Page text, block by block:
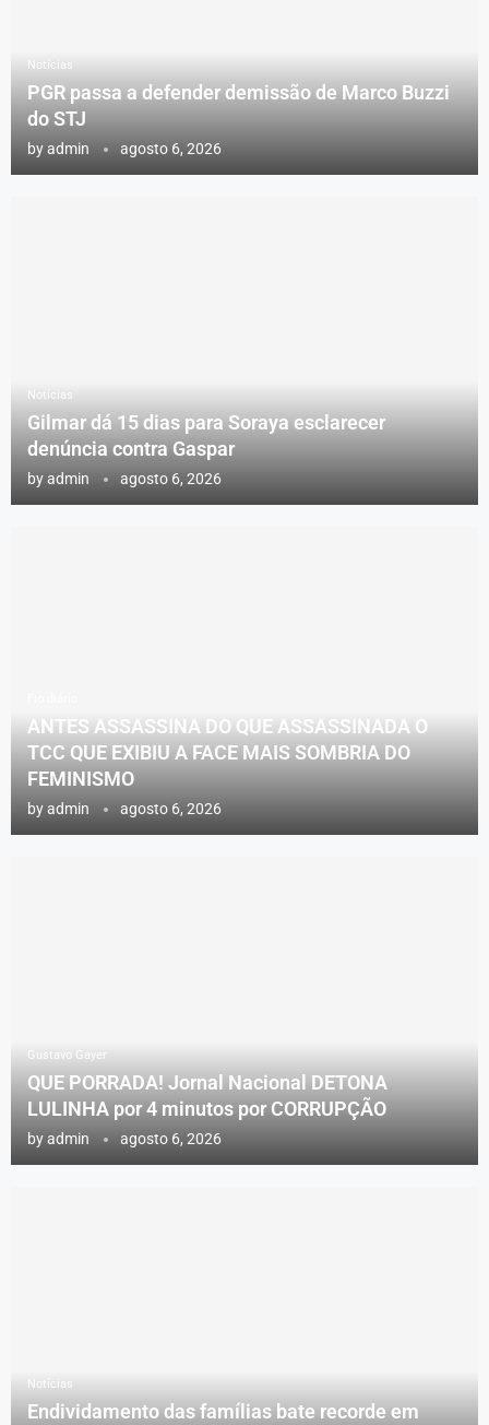
Notícias
PGR passa a defender demissão de Marco Buzzi
do STJ
byadmin agosto 6, 2026
Notícias
Gilmar dá 15 dias para Soraya esclarecer
denúncia contra Gaspar
byadmin agosto 6, 2026
ANTES ASSASSINA DO QUE ASSASSINADA O
TCC QUE EXIBIU A FACE MAIS SOMBRIA DO
FEMINISMO
byadmin agosto 6, 2026
Gustavo Gayer
QUE PORRADA! Jornal Nacional DETONA
LULINHA por 4 minutos por CORRUPÇÃO
byadmin agosto 6, 2026
Notícias
Endividamento das famílias bate recorde em